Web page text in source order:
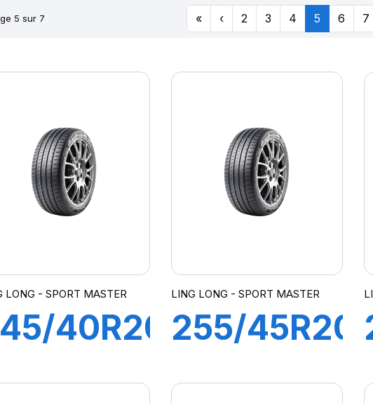
5 sur 7 « ‹ 2 3 4 5 6 7
LONG - SPORT MASTER
40R20
LING LONG - SPORT MASTER
255/45R20